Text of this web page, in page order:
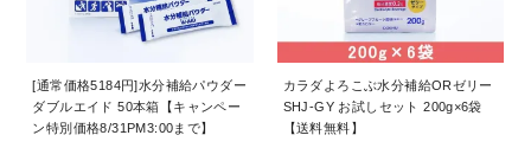
[通常価格5184円]水分補給パウダー
ダブルエイド 50本箱【キャンペー
ン特別価格8/31PM3:00まで】
カラダよろこぶ水分補給ORゼリー
SHJ-GY お試しセット 200g×6袋
【送料無料】